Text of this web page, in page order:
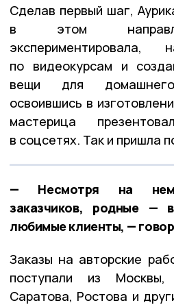
Сделав первый шаг,
в этом
экспериментировала,
по видеокурсам и
вещи для
освоившись в
мастерица
в соцсетях. Так и пришла
— Несмотря на
заказчиков, родные
любимые клиенты, —
Заказы на авторские
поступали из Москвы,
Саратова, Ростова и